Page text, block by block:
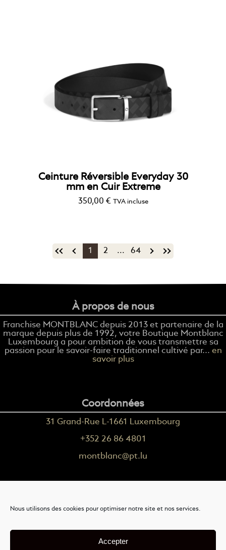
Nous utilisons des cookies pour optimiser notre site et nos services.
Accepter
Ceinture Réversible Everyday 30
mm en Cuir Extreme
350,00 € TVA incluse
1 2 ... 64
À propos de nous
Franchise MONTBLANC depuis 2013 et partenaire de la
marque depuis plus de 1992, votre Boutique Montblanc
Luxembourg a pour ambition de vous transmettre sa
passion pour le savoir-faire traditionnel cultivé par... en
savoir plus
Coordonnées
31 Grand-Rue L-1661 Luxembourg
+352 26 86 4801
montblanc@pt.lu